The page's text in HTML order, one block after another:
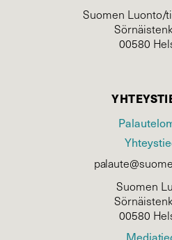
Suomen Luonto/
00580
Suomen
00580